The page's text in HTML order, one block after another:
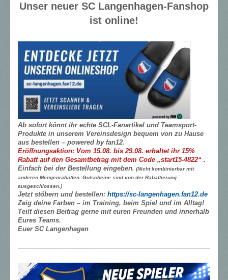
Unser neuer SC Langenhagen-Fanshop
ist online!
Ab sofort könnt ihr echte SCL-Fanartikel und Teamsport-
Produkte in unserem Vereinsdesign bequem von zu Hause
aus bestellen – powered by fan12.
Eröffnungsaktion: Vom 15.08. bis 29.08. erhaltet ihr 15%
Rabatt auf den Gesamtbetrag mit dem Code „start15-4822“ .
Einfach bei der Bestellung eingeben. (Nicht kombinierbar mit
anderen Mengenrabatten. Gutscheine sind von der Rabattierung
ausgeschlossen.)
Jetzt stöbern und bestellen: https://sc-langenhagen.fan12.de
Zeig deine Farben – im Training, beim Spiel und im Alltag!
Teilt diesen Beitrag gerne mit euren Freunden und innerhalb
Eures Teams.
Euer SC Langenhagen